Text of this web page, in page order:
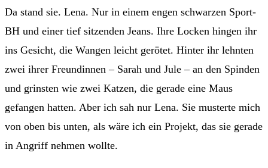
Da stand sie. Lena. Nur in einem engen schwarzen Sport-
BH und einer tief sitzenden Jeans. Ihre Locken hingen ihr
ins Gesicht, die Wangen leicht gerötet. Hinter ihr lehnten
zwei ihrer Freundinnen – Sarah und Jule – an den Spinden
und grinsten wie zwei Katzen, die gerade eine Maus
gefangen hatten. Aber ich sah nur Lena. Sie musterte mich
von oben bis unten, als wäre ich ein Projekt, das sie gerade
in Angriff nehmen wollte.